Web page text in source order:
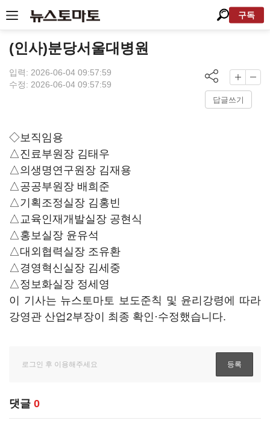
구독
(인사)분당서울대병원
입력: 2026-06-04 09:57:59
수정: 2026-06-04 09:57:59
답글쓰기
◇보직임용
△진료부원장 김태우
△의생명연구원장 김재용
△공공부원장 배희준
△기획조정실장 김홍빈
△교육인재개발실장 공현식
△홍보실장 윤유석
△대외협력실장 조유환
△경영혁신실장 김세중
△정보화실장 정세영
이 기사는 뉴스토마토 보도준칙 및 윤리강령에 따라
강영관 산업2부장이 최종 확인·수정했습니다.
댓글 0